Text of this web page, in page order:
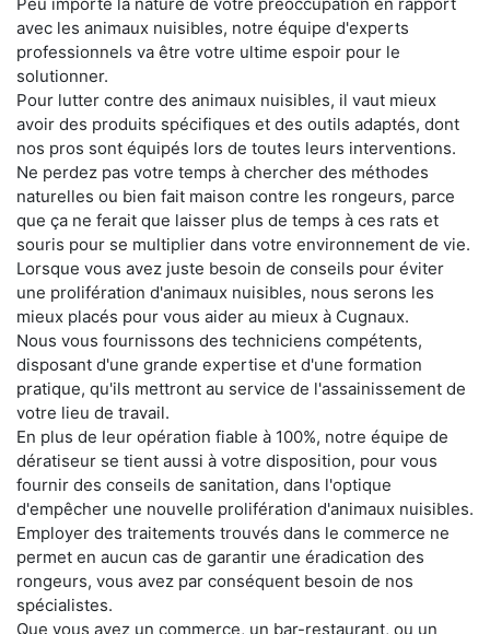
avec les animaux nuisibles, notre équipe d'experts
professionnels va être votre ultime espoir pour le
solutionner.
Pour lutter contre des animaux nuisibles, il vaut mieux
avoir des produits spécifiques et des outils adaptés, dont
nos pros sont équipés lors de toutes leurs interventions.
Ne perdez pas votre temps à chercher des méthodes
naturelles ou bien fait maison contre les rongeurs, parce
que ça ne ferait que laisser plus de temps à ces rats et
souris pour se multiplier dans votre environnement de vie.
Lorsque vous avez juste besoin de conseils pour éviter
une prolifération d'animaux nuisibles, nous serons les
mieux placés pour vous aider au mieux à Cugnaux.
Nous vous fournissons des techniciens compétents,
disposant d'une grande expertise et d'une formation
pratique, qu'ils mettront au service de l'assainissement de
votre lieu de travail.
En plus de leur opération fiable à 100%, notre équipe de
dératiseur se tient aussi à votre disposition, pour vous
fournir des conseils de sanitation, dans l'optique
d'empêcher une nouvelle prolifération d'animaux nuisibles.
Employer des traitements trouvés dans le commerce ne
permet en aucun cas de garantir une éradication des
rongeurs, vous avez par conséquent besoin de nos
spécialistes.
Que vous ayez un commerce, un bar-restaurant, ou un